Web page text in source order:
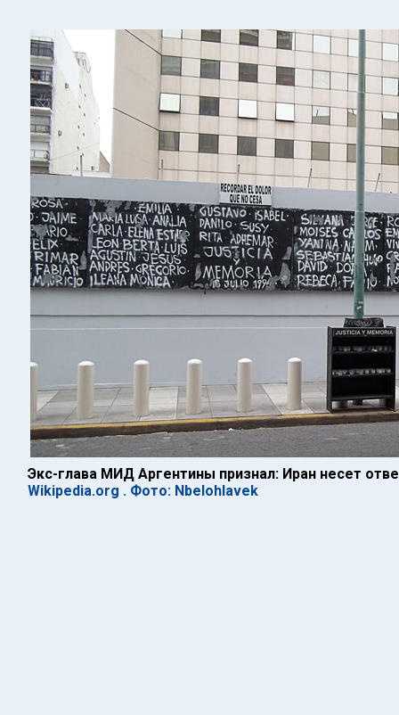
Экс-глава МИД Аргентины признал: Иран несет
Wikipedia.org . Фото: Nbelohlavek